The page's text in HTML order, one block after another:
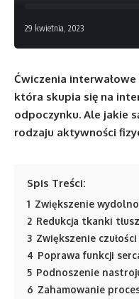
29 kwietnia, 2023
Ćwiczenia
która skupia się na
odpoczynku. Ale jakie
rodzaju aktywności
Spis Treści:
1 Zwiększenie
2 Redukcja tkanki
3 Zwiększenie
4 Poprawa funkcji
5 Podnoszenie
6 Zahamowanie